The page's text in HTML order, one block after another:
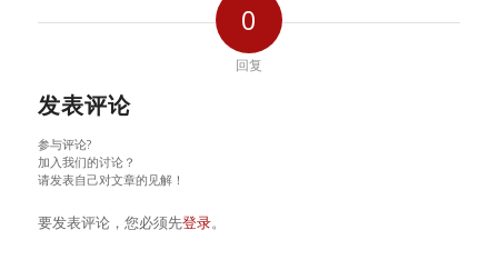
0
回复
发表评论
参与评论?
加入我们的讨论？
请发表自己对文章的见解！
要发表评论，您必须先登录。